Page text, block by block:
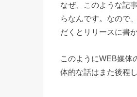
なぜ、このような記
らなんです。なので、
だくとリリースに書
このようにWEB媒
体的な話はまた後程し